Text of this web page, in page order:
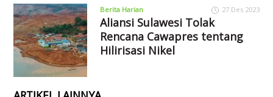
Berita Harian 27 Des 2023
Aliansi Sulawesi Tolak
Rencana Cawapres tentang
Hilirisasi Nikel